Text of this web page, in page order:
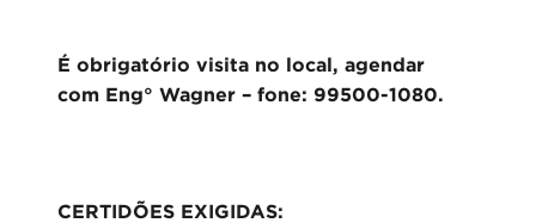
É obrigatório visita no local, agendar
com Eng° Wagner – fone: 99500-1080.
CERTIDÕES EXIGIDAS: